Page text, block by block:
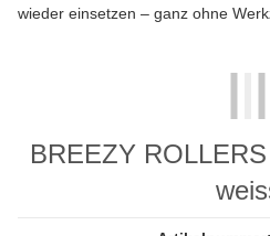
wieder einsetzen – ganz ohne
BREEZY